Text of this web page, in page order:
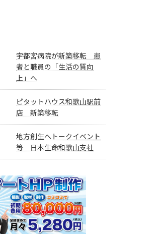
宇都宮病院が新築移転 患
者と職員の「生活の質向
上」へ
ピタットハウス和歌山駅前
店 新築移転
地方創生へトークイベント
等 日本生命和歌山支社